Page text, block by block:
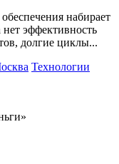
набирает
эффективность
долгие циклы...
Технологии